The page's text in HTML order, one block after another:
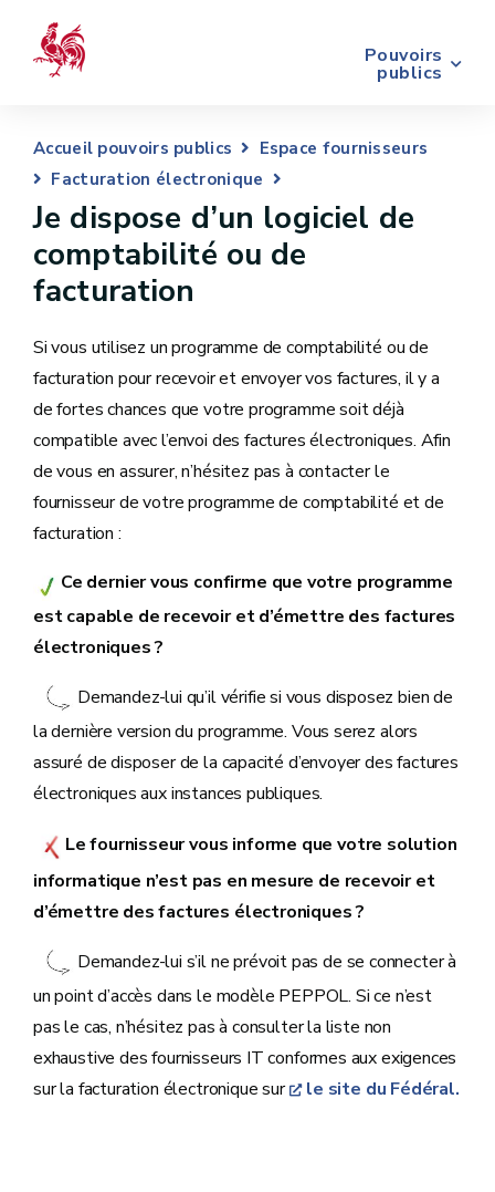
Pouvoirs
publics
Accueil pouvoirs publics
Espace fournisseurs
Facturation électronique
Je dispose d’un logiciel de
comptabilité ou de
facturation
Si vous utilisez un programme de comptabilité ou de
facturation pour recevoir et envoyer vos factures, il y a
de fortes chances que votre programme soit déjà
compatible avec l’envoi des factures électroniques. Afin
de vous en assurer, n’hésitez pas à contacter le
fournisseur de votre programme de comptabilité et de
facturation :
Ce dernier vous confirme que votre programme
est capable de recevoir et d’émettre des factures
électroniques ?
Demandez-lui qu’il vérifie si vous disposez bien de
la dernière version du programme. Vous serez alors
assuré de disposer de la capacité d’envoyer des factures
électroniques aux instances publiques.
Le fournisseur vous informe que votre solution
informatique n’est pas en mesure de recevoir et
d’émettre des factures électroniques ?
Demandez-lui s’il ne prévoit pas de se connecter à
un point d’accès dans le modèle PEPPOL. Si ce n’est
pas le cas, n’hésitez pas à consulter la liste non
exhaustive des fournisseurs IT conformes aux exigences
sur la facturation électronique sur
le site du Fédéral.